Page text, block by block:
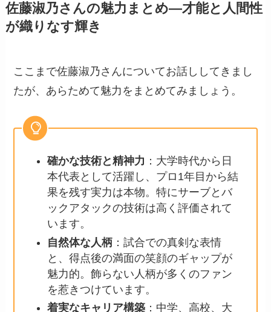
佐藤淑乃さんの魅力まとめ—才能と人間性
が織りなす輝き
ここまで佐藤淑乃さんについてお話ししてきまし
たが、あらためて魅力をまとめてみましょう。
確かな技術と精神力 ：大学時代から日
本代表として活躍し、プロ1年目から結
果を残す実力は本物。特にサーブとバ
ックアタックの技術は高く評価されて
います。
自然体な人柄 ：試合での真剣な表情
と、得点後の満面の笑顔のギャップが
魅力的。飾らない人柄が多くのファン
を惹きつけています。
着実なキャリア構築 ：中学、高校、大